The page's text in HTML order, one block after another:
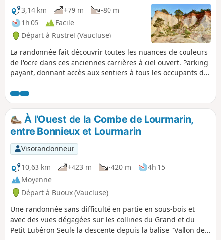
Tour du Colorado par les crêtes, vous devez stationner au
village et vous acquitter de l'entrée piétons pour le sentier
des Belvédères.
3,14 km
+79 m
-80 m
1h 05
Facile
Départ à Rustrel (Vaucluse)
La randonnée fait découvrir toutes les nuances de couleurs
de l'ocre dans ces anciennes carrières à ciel ouvert. Parking
payant, donnant accès aux sentiers à tous les occupants du
du parking, permettant d'obtenir le dépliant avec le plan,
l'histoire du site et le code de l'application mobile de
découverte. Attention, le parking des milles couleurs
(payant) n'est accessible qu'aux visiteurs des deux sentiers
balisés gérés par l'Association du Colorado de Rustrel.
À l'Ouest de la Combe de Lourmarin,
entre Bonnieux et Lourmarin
Visorandonneur
10,63 km
+423 m -420 m
4h 15
Moyenne
Départ à Buoux (Vaucluse)
Une randonnée sans difficulté en partie en sous-bois et
avec des vues dégagées sur les collines du Grand et du
Petit Lubéron Seule la descente depuis la balise "Vallon des